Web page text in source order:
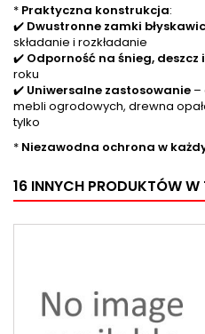
* Praktyczna konstrukcja:
✔️ Dwustronne zamki
składanie i rozkładanie
✔️ Odporność na śnieg, deszcz
roku
✔️ Uniwersalne zastosowanie –
mebli ogrodowych, drewna
tylko
* Niezawodna ochrona w
16 INNYCH PRODUKTÓW